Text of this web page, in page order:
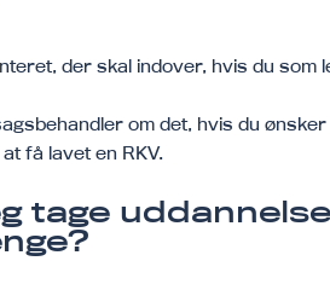
der skal indover, hvis du som
om det, hvis du
få lavet en RKV.
tage